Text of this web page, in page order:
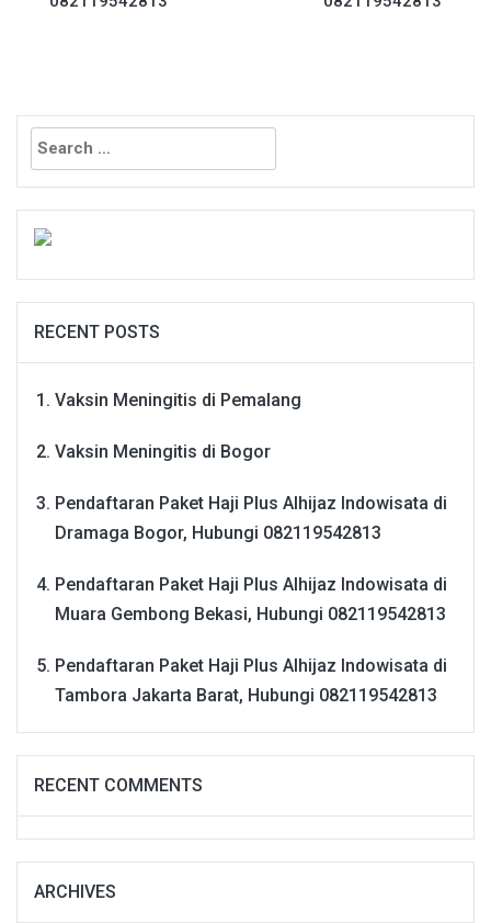
Search
for:
RECENT POSTS
Vaksin Meningitis di Pemalang
Vaksin Meningitis di Bogor
Pendaftaran Paket Haji Plus Alhijaz Indowisata di
Dramaga Bogor, Hubungi 082119542813
Pendaftaran Paket Haji Plus Alhijaz Indowisata di
Muara Gembong Bekasi, Hubungi 082119542813
Pendaftaran Paket Haji Plus Alhijaz Indowisata di
Tambora Jakarta Barat, Hubungi 082119542813
RECENT COMMENTS
ARCHIVES